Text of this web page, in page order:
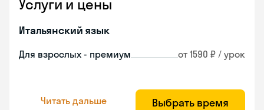
Услуги и цены
Итальянский язык
Для взрослых - премиум от 1590 ₽ / урок
Читать дальше Выбрать время